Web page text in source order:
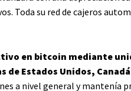
Toda su red de cajeros
en bitcoin mediante
Estados Unidos,
a nivel general y mantenía